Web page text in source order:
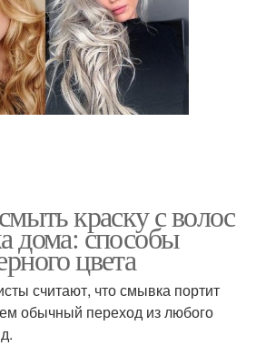
краску с волос
дома: способы
цвета
считают, что смывка портит
обычный переход из любого